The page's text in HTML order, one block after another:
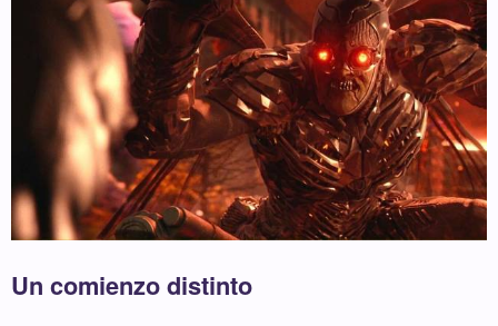
Un comienzo distinto